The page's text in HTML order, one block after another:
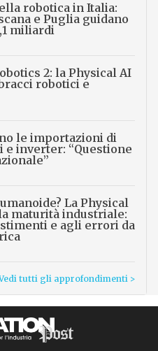
robotica in Italia:
e Puglia guidano
miliardi
2: la Physical AI
robotici e
le importazioni di
e inverter: “Questione
La Physical
maturità industriale:
e agli errori da
tutti gli approfondimenti >